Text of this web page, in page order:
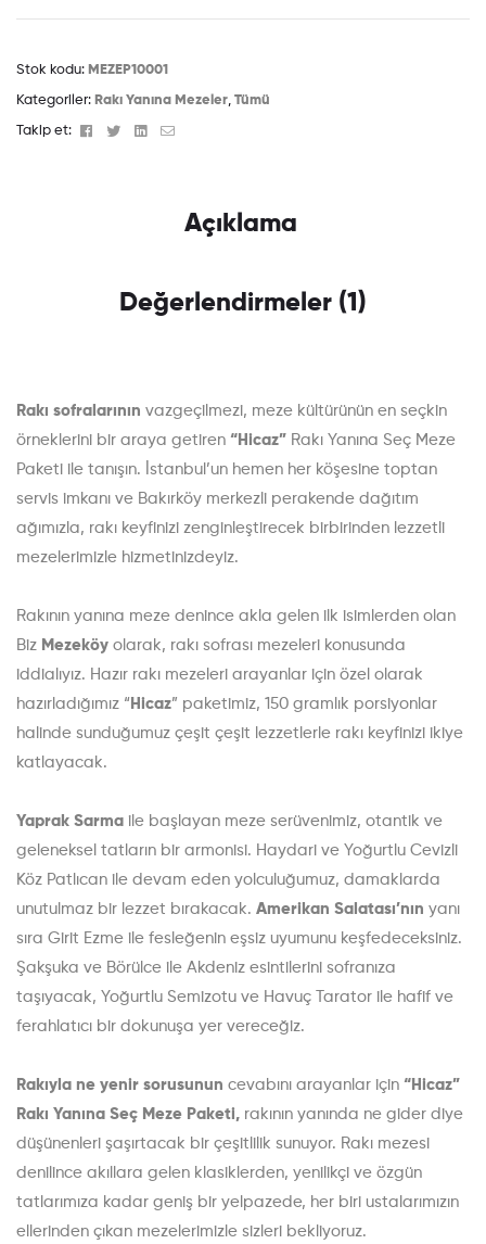
Stok kodu: MEZEP10001
Kategoriler: Rakı Yanına Mezeler Tümü
Takip et: Facebook
TwitterLinkedin
Email
Açıklama
Değerlendirmeler (1)
Rakı sofralarının vazgeçilmezi, meze kültürünün en seçkin
örneklerini bir araya getiren “Hicaz” Rakı Yanına Seç Meze
Paketi ile tanışın. İstanbul’un hemen her köşesine toptan
servis imkanı ve Bakırköy merkezli perakende dağıtım
ağımızla, rakı keyfinizi zenginleştirecek birbirinden lezzetli
mezelerimizle hizmetinizdeyiz.
Rakının yanına meze denince akla gelen ilk isimlerden olan
Biz Mezeköy olarak, rakı sofrası mezeleri konusunda
iddialıyız. Hazır rakı mezeleri arayanlar için özel olarak
hazırladığımız “ Hicaz” paketimiz, 150 gramlık porsiyonlar
halinde sunduğumuz çeşit çeşit lezzetlerle rakı keyfinizi ikiye
katlayacak.
Yaprak Sarma ile başlayan meze serüvenimiz, otantik ve
geleneksel tatların bir armonisi. Haydari ve Yoğurtlu Cevizli
Köz Patlıcan ile devam eden yolculuğumuz, damaklarda
unutulmaz bir lezzet bırakacak. Amerikan Salatası’nın yanı
sıra Girit Ezme ile fesleğenin eşsiz uyumunu keşfedeceksiniz.
Şakşuka ve Börülce ile Akdeniz esintilerini sofranıza
taşıyacak, Yoğurtlu Semizotu ve Havuç Tarator ile hafif ve
ferahlatıcı bir dokunuşa yer vereceğiz.
Rakıyla ne yenir sorusunun cevabını arayanlar için “Hicaz”
Rakı Yanına Seç Meze Paketi, rakının yanında ne gider diye
düşünenleri şaşırtacak bir çeşitlilik sunuyor. Rakı mezesi
denilince akıllara gelen klasiklerden, yenilikçi ve özgün
tatlarımıza kadar geniş bir yelpazede, her biri ustalarımızın
ellerinden çıkan mezelerimizle sizleri bekliyoruz.